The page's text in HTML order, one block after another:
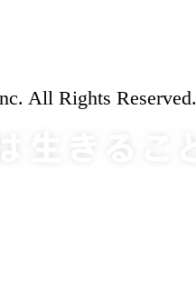
All Rights Reserved.